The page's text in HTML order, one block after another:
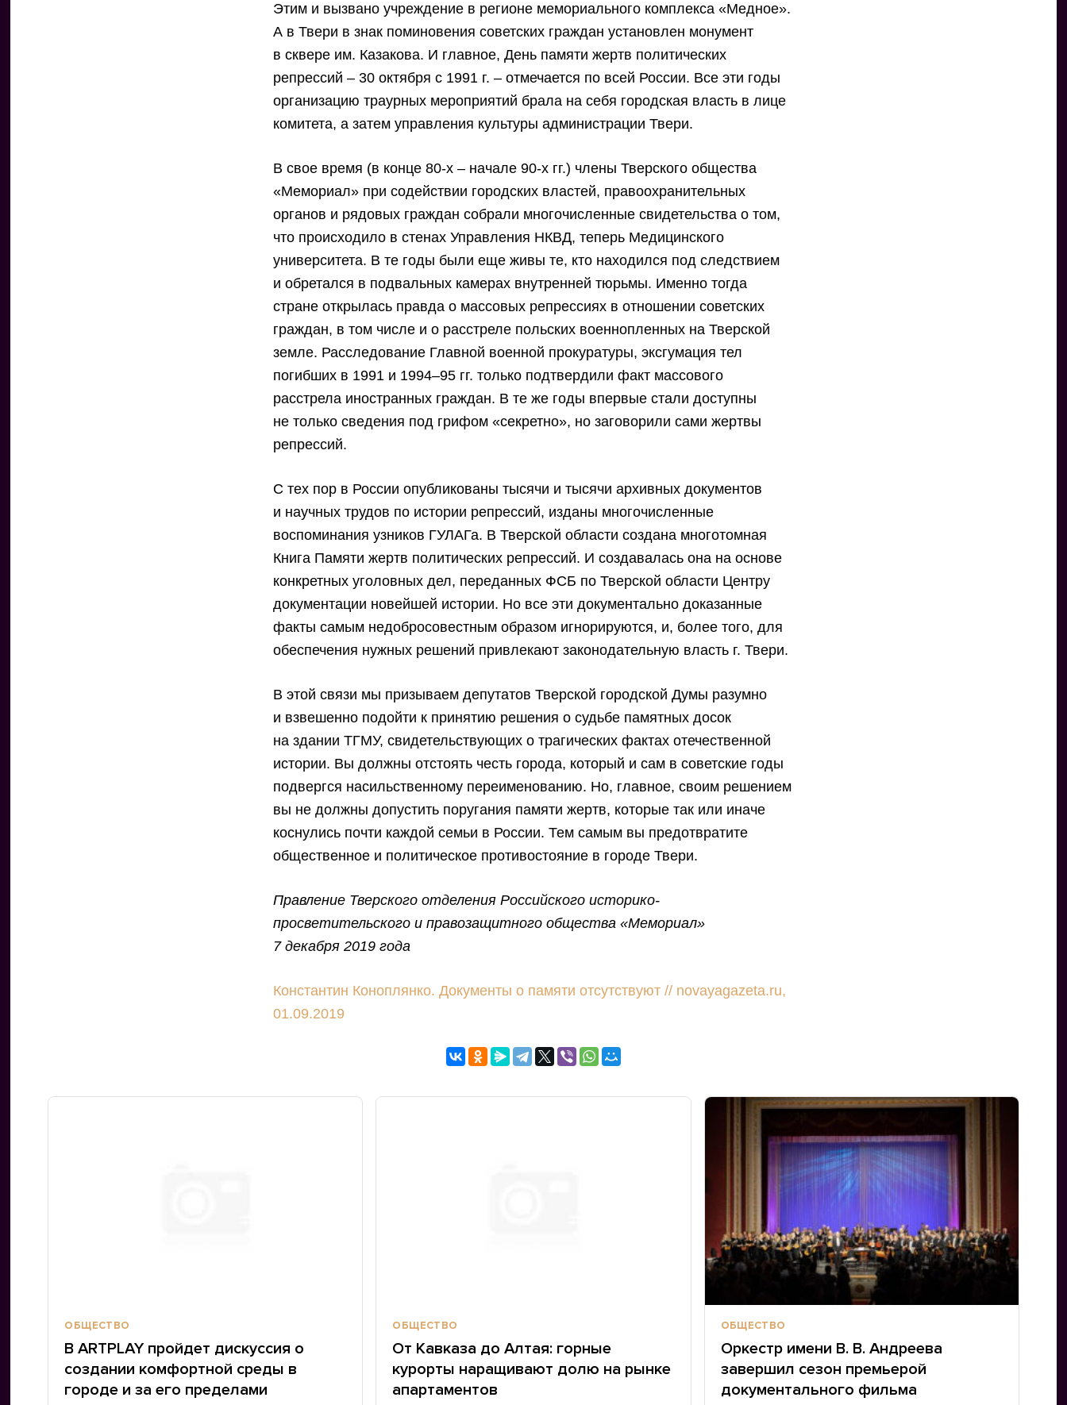
Этим и вызвано учреждение в регионе мемориального комплекса «Медное».
А в Твери в знак поминовения советских граждан установлен монумент
в сквере им. Казакова. И главное, День памяти жертв политических
репрессий – 30 октября с 1991 г. – отмечается по всей России. Все эти годы
организацию траурных мероприятий брала на себя городская власть в лице
комитета, а затем управления культуры администрации Твери.
В свое время (в конце 80-х – начале 90-х гг.) члены Тверского общества
«Мемориал» при содействии городских властей, правоохранительных
органов и рядовых граждан собрали многочисленные свидетельства о том,
что происходило в стенах Управления НКВД, теперь Медицинского
университета. В те годы были еще живы те, кто находился под следствием
и обретался в подвальных камерах внутренней тюрьмы. Именно тогда
стране открылась правда о массовых репрессиях в отношении советских
граждан, в том числе и о расстреле польских военнопленных на Тверской
земле. Расследование Главной военной прокуратуры, эксгумация тел
погибших в 1991 и 1994–95 гг. только подтвердили факт массового
расстрела иностранных граждан. В те же годы впервые стали доступны
не только сведения под грифом «секретно», но заговорили сами жертвы
репрессий.
С тех пор в России опубликованы тысячи и тысячи архивных документов
и научных трудов по истории репрессий, изданы многочисленные
воспоминания узников ГУЛАГа. В Тверской области создана многотомная
Книга Памяти жертв политических репрессий. И создавалась она на основе
конкретных уголовных дел, переданных ФСБ по Тверской области Центру
документации новейшей истории. Но все эти документально доказанные
факты самым недобросовестным образом игнорируются, и, более того, для
обеспечения нужных решений привлекают законодательную власть г. Твери.
В этой связи мы призываем депутатов Тверской городской Думы разумно
и взвешенно подойти к принятию решения о судьбе памятных досок
на здании ТГМУ, свидетельствующих о трагических фактах отечественной
истории. Вы должны отстоять честь города, который и сам в советские годы
подвергся насильственному переименованию. Но, главное, своим решением
вы не должны допустить поругания памяти жертв, которые так или иначе
коснулись почти каждой семьи в России. Тем самым вы предотвратите
общественное и политическое противостояние в городе Твери.
Правление Тверского отделения Российского историко-
просветительского и правозащитного общества «Мемориал»
7 декабря 2019 года
Константин Коноплянко. Документы о памяти отсутствуют // novayagazeta.ru,
01.09.2019
ОБЩЕСТВО
В ARTPLAY пройдет дискуссия о
создании комфортной среды в
городе и за его пределами
ОБЩЕСТВО
От Кавказа до Алтая: горные
курорты наращивают долю на рынке
апартаментов
ОБЩЕСТВО
Оркестр имени В. В. Андреева
завершил сезон премьерой
документального фильма